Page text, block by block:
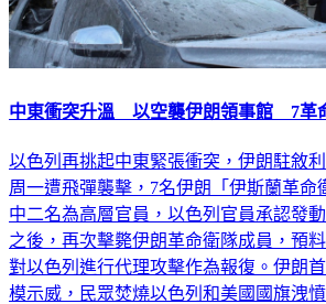
中東衝突升溫 以空襲伊朗領事館 7革
以色列再挑起中東緊張衝突，伊朗駐敘
周一遭飛彈襲擊，7名伊朗「伊斯蘭革命
中二名為高層官員，以色列官員承認發
之後，再次擊斃伊朗革命衛隊成員，預
對以色列進行代理攻擊作為報復。伊朗
模示威，民眾焚燒以色列和美國國旗洩憤